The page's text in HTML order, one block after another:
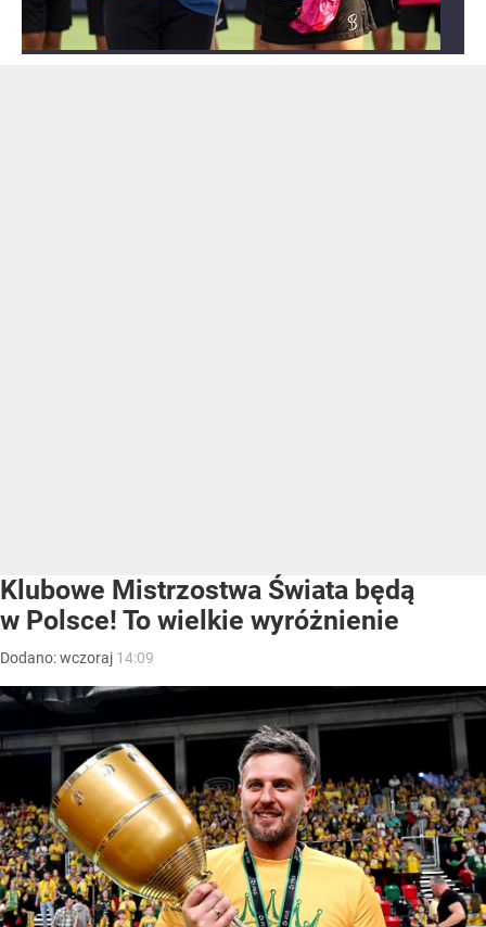
Klubowe Mistrzostwa Świata będą
w Polsce! To wielkie wyróżnienie
Dodano:wczoraj 14:09